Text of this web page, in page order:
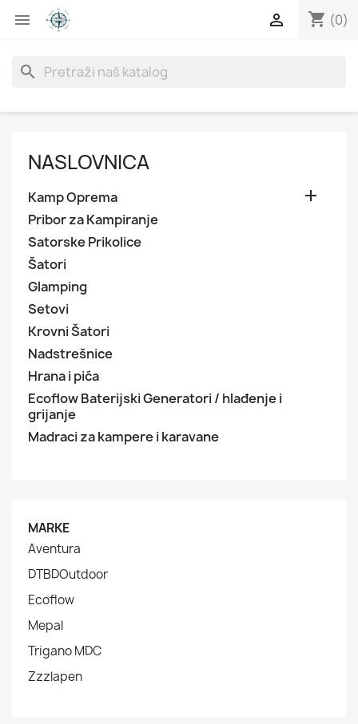
 shopping_cart (0)

search
NASLOVNICA
Kamp Oprema 
Pribor za Kampiranje
Satorske Prikolice
Šatori
Glamping
Setovi
Krovni Šatori
Nadstrešnice
Hrana i pića
Ecoflow Baterijski Generatori / hlađenje i
grijanje
Madraci za kampere i karavane
MARKE
Aventura
DTBDOutdoor
Ecoflow
Mepal
Trigano MDC
Zzzlapen